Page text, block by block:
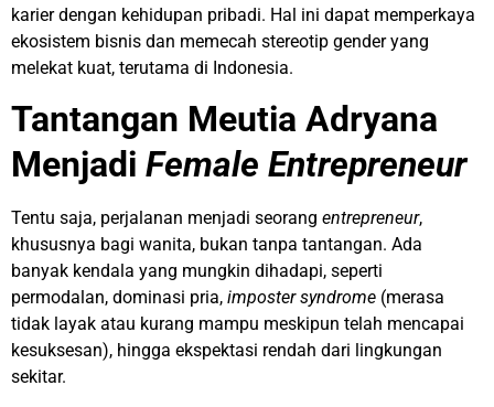
karier dengan kehidupan pribadi. Hal ini dapat memperkaya
ekosistem bisnis dan memecah stereotip gender yang
melekat kuat, terutama di Indonesia.
Tantangan Meutia Adryana
Menjadi Female Entrepreneur
Tentu saja, perjalanan menjadi seorang entrepreneur,
khususnya bagi wanita, bukan tanpa tantangan. Ada
banyak kendala yang mungkin dihadapi, seperti
permodalan, dominasi pria, imposter syndrome (merasa
tidak layak atau kurang mampu meskipun telah mencapai
kesuksesan), hingga ekspektasi rendah dari lingkungan
sekitar.